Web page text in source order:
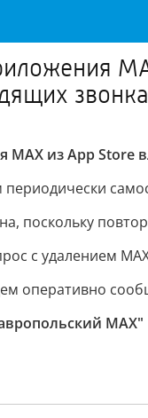
MAX из App
поскольку
с удалением
оперативно
MAX"